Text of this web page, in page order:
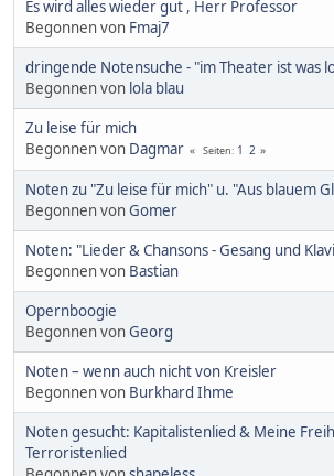
Es wird alles wieder gut , Herr Professor
Begonnen von Fmaj7
dringende Notensuche - "im Theater ist was
Begonnen von lola blau
Zu leise für mich
Begonnen von Dagmar Seiten 1 2
Noten zu "Zu leise für mich" u. "Aus blauem
Begonnen vonGomer
Noten: "Lieder & Chansons - Gesang und
Begonnen von Bastian
Opernboogie
Begonnen vonGeorg
Noten – wenn auch nicht von Kreisler
Begonnen von Burkhard Ihme
Noten gesucht: Kapitalistenlied & Meine
Terroristenlied